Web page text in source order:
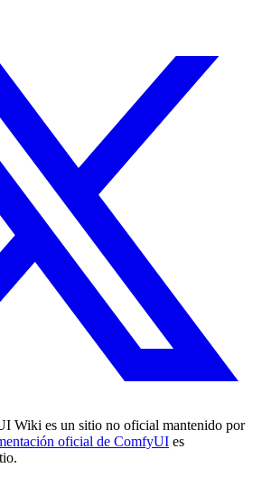
Wiki es un sitio no oficial mantenido por
oficial de ComfyUI es